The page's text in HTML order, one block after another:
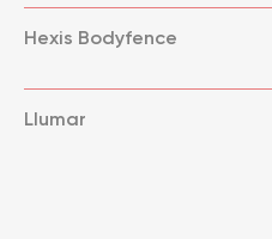
Hexis Bodyfence
Llumar